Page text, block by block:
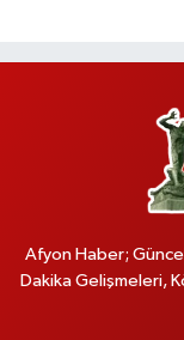
Afyon Haber;
Dakika Gelişmeleri,